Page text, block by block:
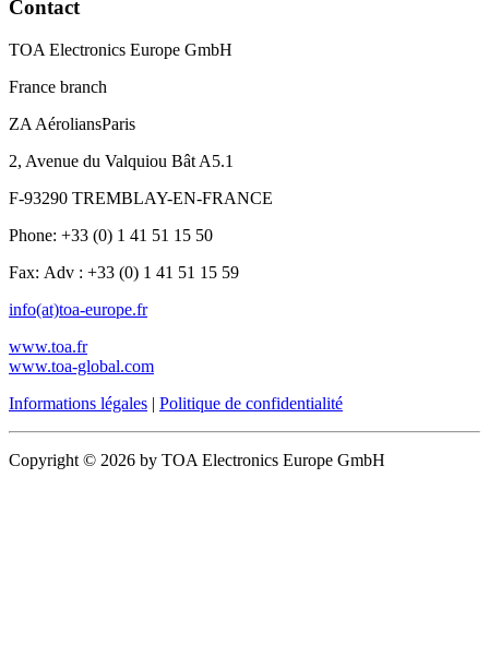
Contact
TOA Electronics Europe GmbH
France branch
ZA AéroliansParis
2, Avenue du Valquiou Bât A5.1
F-93290 TREMBLAY-EN-FRANCE
Phone: +33 (0) 1 41 51 15 50
Fax: Adv : +33 (0) 1 41 51 15 59
info(at)toa-europe.fr
www.toa.fr
www.toa-global.com
Informations légales | Politique de confidentialité
Copyright © 2026 by TOA Electronics Europe GmbH